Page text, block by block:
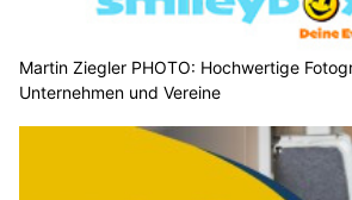
Martin Ziegler PHOTO: Hochwertige
Unternehmen und Vereine